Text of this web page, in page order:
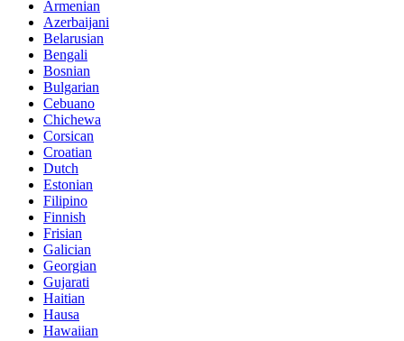
Armenian
Azerbaijani
Belarusian
Bengali
Bosnian
Bulgarian
Cebuano
Chichewa
Corsican
Croatian
Dutch
Estonian
Filipino
Finnish
Frisian
Galician
Georgian
Gujarati
Haitian
Hausa
Hawaiian